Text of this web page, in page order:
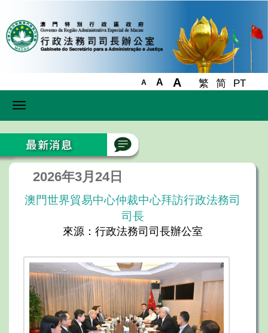
A A A 繁 简 PT
Toggle
2026年3月24日
澳門世界貿易中心仲裁中心拜訪行政法務司
司長
來源：行政法務司司長辦公室